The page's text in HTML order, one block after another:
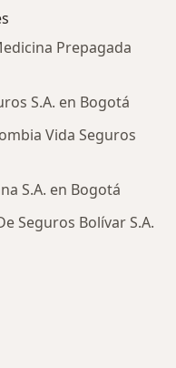
Prepagada
S.A. en Bogotá
Vida Seguros
S.A. en Bogotá
Seguros Bolívar S.A.